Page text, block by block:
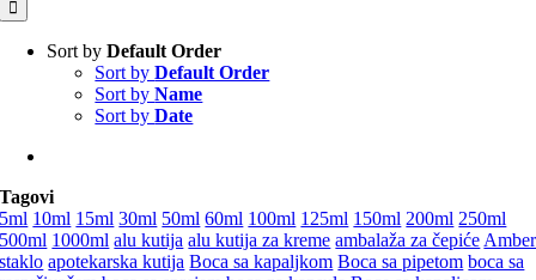
Sort byDefault Order
Sort byDefault Order
Sort byName
Sort byDate
Tagovi
5ml 10ml 15ml 30ml 50ml 60ml 100ml 125ml 150ml 200ml 250ml
500ml 1000ml alu kutija alu kutija za kreme ambalaža za čepiće Amber
staklo apotekarska kutija Boca sa kapaljkom Boca sa pipetom boca sa